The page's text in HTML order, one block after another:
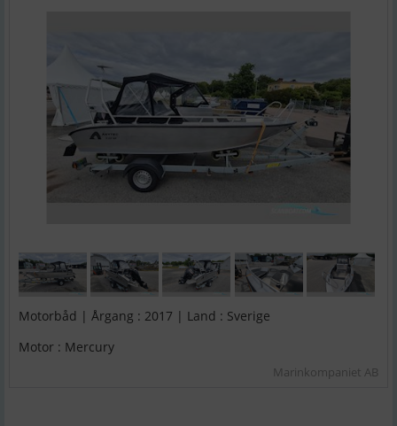
Motorbåd | Årgang : 2017 | Land : Sverige
Motor : Mercury
Marinkompaniet AB